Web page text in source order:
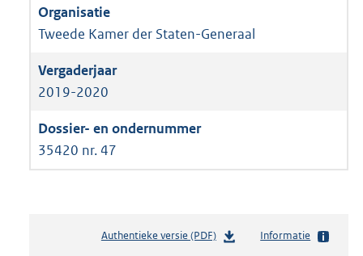
Tweede Kamer der Staten-Generaal
2019-2020
35420 nr. 47
Authentieke versie (PDF)b
Informatie